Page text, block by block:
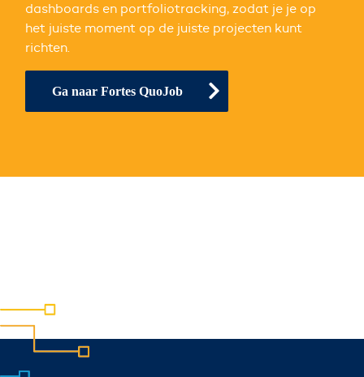
dashboards en portfoliotracking, zodat je je op
het juiste moment op de juiste projecten kunt
richten.
Ga naar Fortes QuoJob